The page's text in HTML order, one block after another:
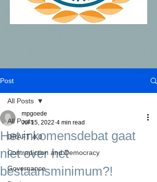
Post
All Posts
DRAFT 4.0
Contradiction and Democracy
Governance
All Posts
Het inkomensdebat gaat
niet over het
bestaansminimum?!
mpgoede
Jul 15, 2022 4 min read